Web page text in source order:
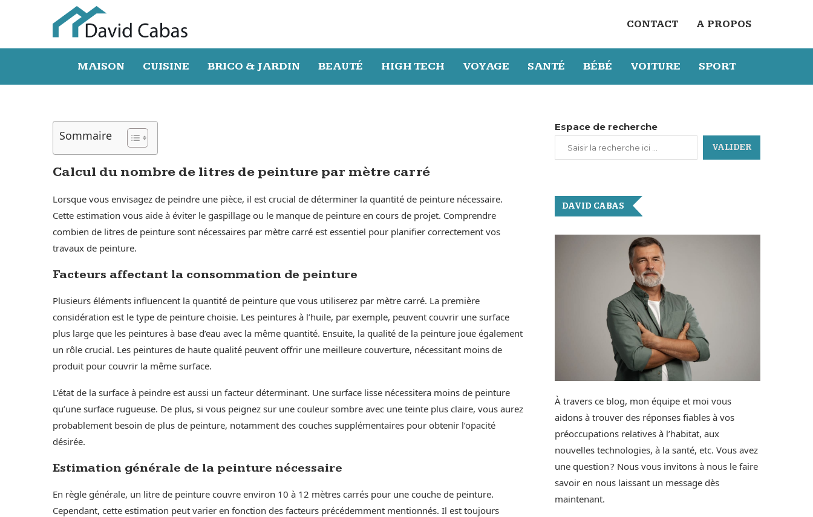
CONTACT A PROPOS
MAISON CUISINE BRICO & JARDIN BEAUTÉ HIGH TECH VOYAGE SANTÉ BÉBÉ VOITURE SPORT
Sommaire
Calcul du nombre de litres de peinture par mètre carré
Lorsque vous envisagez de peindre une pièce, il est crucial de déterminer la quantité de peinture nécessaire.
Cette estimation vous aide à éviter le gaspillage ou le manque de peinture en cours de projet. Comprendre
combien de litres de peinture sont nécessaires par mètre carré est essentiel pour planifier correctement vos
travaux de peinture.
Facteurs affectant la consommation de peinture
Plusieurs éléments influencent la quantité de peinture que vous utiliserez par mètre carré. La première
considération est le type de peinture choisie. Les peintures à l’huile, par exemple, peuvent couvrir une surface
plus large que les peintures à base d’eau avec la même quantité. Ensuite, la qualité de la peinture joue également
un rôle crucial. Les peintures de haute qualité peuvent offrir une meilleure couverture, nécessitant moins de
produit pour couvrir la même surface.
L’état de la surface à peindre est aussi un facteur déterminant. Une surface lisse nécessitera moins de peinture
qu’une surface rugueuse. De plus, si vous peignez sur une couleur sombre avec une teinte plus claire, vous aurez
probablement besoin de plus de peinture, notamment des couches supplémentaires pour obtenir l’opacité
désirée.
Estimation générale de la peinture nécessaire
En règle générale, un litre de peinture couvre environ 10 à 12 mètres carrés pour une couche de peinture.
Cependant, cette estimation peut varier en fonction des facteurs précédemment mentionnés. Il est toujours
Espace de recherche
VALIDER
DAVID CABAS
À travers ce blog, mon équipe et moi vous
aidons à trouver des réponses fiables à vos
préoccupations relatives à l’habitat, aux
nouvelles technologies, à la santé, etc. Vous avez
une question ? Nous vous invitons à nous le faire
savoir en nous laissant un message dès
maintenant.